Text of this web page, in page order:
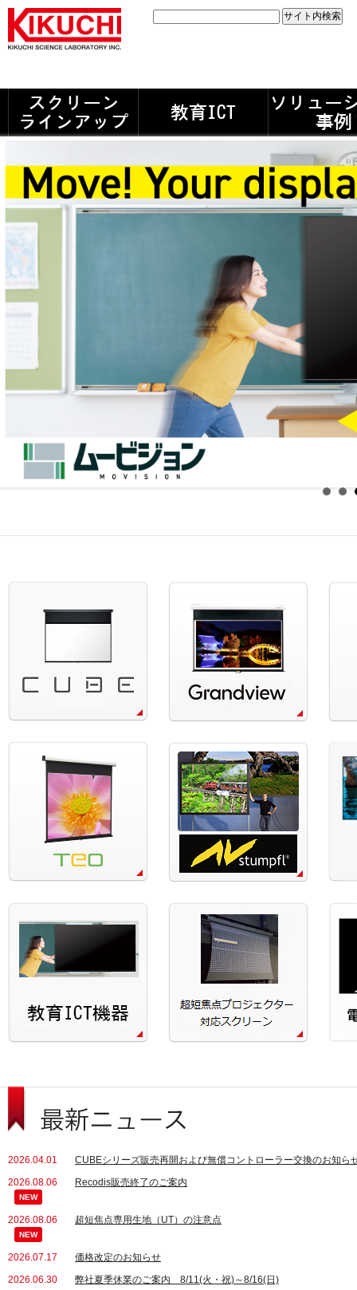
2026.04.01
CUBEシリーズ販売再開および無償コントローラー交換のお知ら
2026.08.06
NEW
Recodis販売終了のご案内
2026.08.06
NEW
超短焦点専用生地（UT）の注意点
2026.07.17
価格改定のお知らせ
2026.06.30
弊社夏季休業のご案内 8/11(火・祝)～8/16(日)